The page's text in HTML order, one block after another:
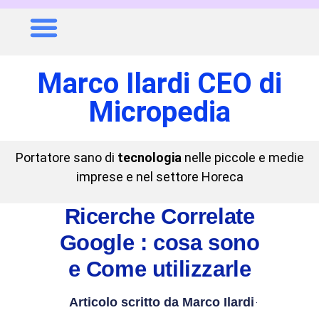
Marco Ilardi CEO di
Micropedia
Portatore sano di tecnologia nelle piccole e medie
imprese e nel settore Horeca
Ricerche Correlate
Google : cosa sono
e Come utilizzarle
Articolo scritto da Marco Ilardi